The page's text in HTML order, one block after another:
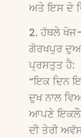
ਅਤੇ ਇਸ ਦੇ
2. ਹੱਥਲੇ
ਗੋਰਖਪੁਰ
ਪ੍ਰਸਤੁਤ ਹੈ:
“ਇਕ ਦਿਨ
ਦੁਖ ਨਾਲ
ਆਪਣੇ ਇਕਲੌਤੇ
ਦੀ ਤੇਰੀ